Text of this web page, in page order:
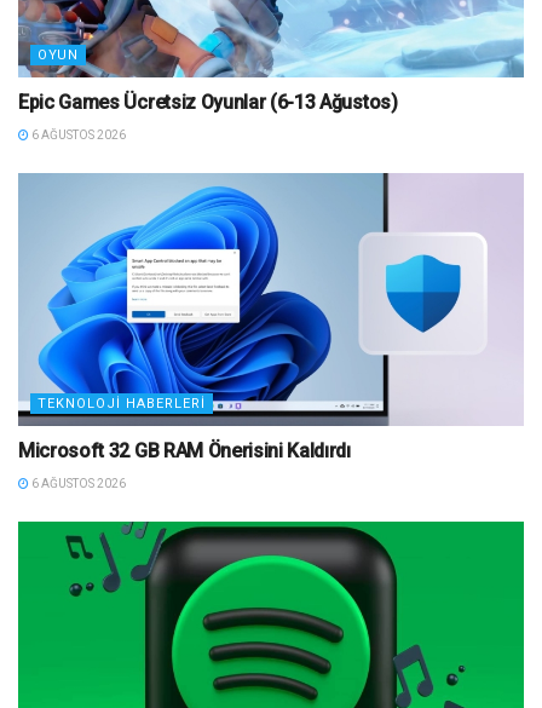
OYUN
Epic Games Ücretsiz Oyunlar (6-13 Ağustos)
6 AĞUSTOS 2026
TEKNOLOJI HABERLERI
Microsoft 32 GB RAM Önerisini Kaldırdı
6 AĞUSTOS 2026